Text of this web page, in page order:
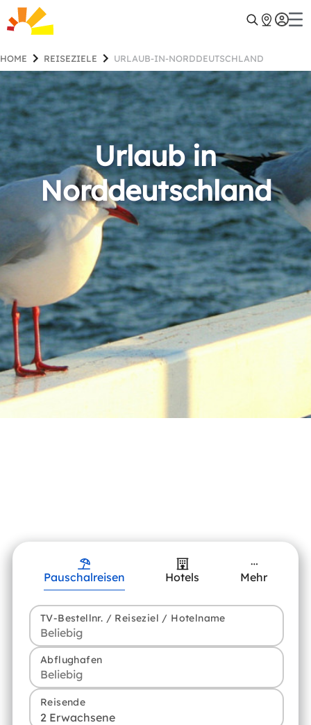
HOME REISEZIELE URLAUB-IN-NORDDEUTSCHLAND
Urlaub in
Norddeutschland
Pauschalreisen Hotels Mehr
TV-Bestellnr. / Reiseziel / Hotelname
Abflughafen
Reisende
2 Erwachsene